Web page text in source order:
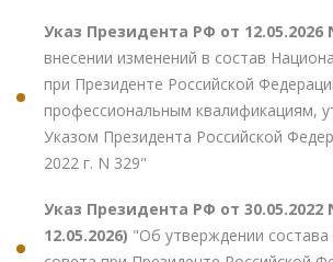
Указ Президента РФ от 12.05.2026
внесении изменений в состав
при Президенте Российской
профессиональным квалификациям,
Указом Президента Российской
2022 г. N 329"
Указ Президента РФ от 30.05.2022
12.05.2026) "Об утверждении